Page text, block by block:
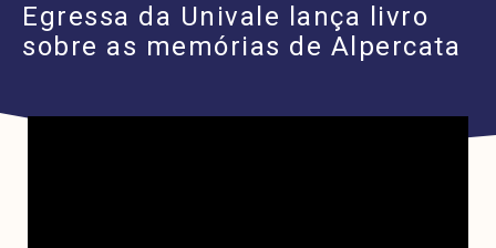
Egressa da Univale lança livro
sobre as memórias de Alpercata